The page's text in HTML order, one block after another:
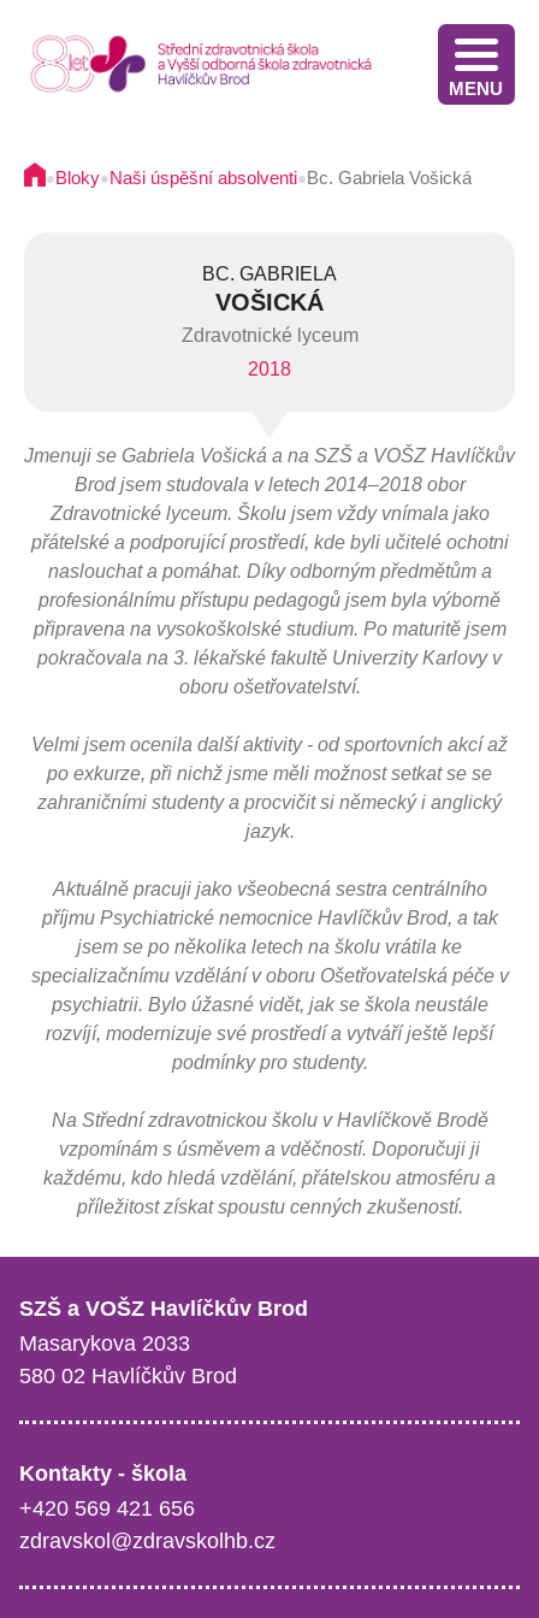
MENU
•Bloky•Naši úspěšní absolventi•Bc. Gabriela Vošická
BC. GABRIELA
VOŠICKÁ
Zdravotnické lyceum
2018
Jmenuji se Gabriela Vošická a na SZŠ a VOŠZ Havlíčkův
Brod jsem studovala v letech 2014–2018 obor
Zdravotnické lyceum. Školu jsem vždy vnímala jako
přátelské a podporující prostředí, kde byli učitelé ochotni
naslouchat a pomáhat. Díky odborným předmětům a
profesionálnímu přístupu pedagogů jsem byla výborně
připravena na vysokoškolské studium. Po maturitě jsem
pokračovala na 3. lékařské fakultě Univerzity Karlovy v
oboru ošetřovatelství.
Velmi jsem ocenila další aktivity - od sportovních akcí až
po exkurze, při nichž jsme měli možnost setkat se se
zahraničními studenty a procvičit si německý i anglický
jazyk.
Aktuálně pracuji jako všeobecná sestra centrálního
příjmu Psychiatrické nemocnice Havlíčkův Brod, a tak
jsem se po několika letech na školu vrátila ke
specializačnímu vzdělání v oboru Ošetřovatelská péče v
psychiatrii. Bylo úžasné vidět, jak se škola neustále
rozvíjí, modernizuje své prostředí a vytváří ještě lepší
podmínky pro studenty.
Na Střední zdravotnickou školu v Havlíčkově Brodě
vzpomínám s úsměvem a vděčností. Doporučuji ji
každému, kdo hledá vzdělání, přátelskou atmosféru a
příležitost získat spoustu cenných zkušeností.
SZŠ a VOŠZ Havlíčkův Brod
Masarykova 2033
580 02 Havlíčkův Brod
Kontakty - škola
+420 569 421 656
zdravskol@zdravskolhb.cz